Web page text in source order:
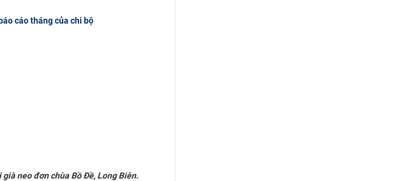
cáo tháng của chi bộ
neo đơn chùa Bồ Đề, Long Biên.